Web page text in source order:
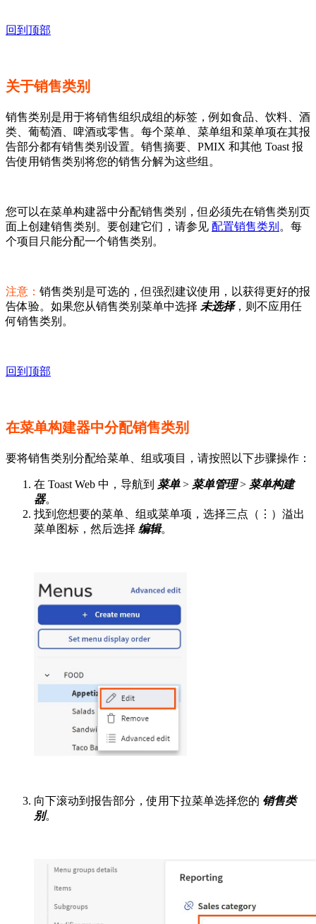
回到顶部
关于销售类别
销售类别是用于将销售组织成组的标签，例如食品、饮料、酒
类、葡萄酒、啤酒或零售。每个菜单、菜单组和菜单项在其报
告部分都有销售类别设置。销售摘要、PMIX 和其他 Toast 报
告使用销售类别将您的销售分解为这些组。
您可以在菜单构建器中分配销售类别，但必须先在销售类别页
面上创建销售类别。要创建它们，请参见 配置销售类别 。每
个项目只能分配一个销售类别。
注意： 销售类别是可选的，但强烈建议使用，以获得更好的报
告体验。如果您从销售类别菜单中选择 未选择，则不应用任
何销售类别。
回到顶部
在菜单构建器中分配销售类别
要将销售类别分配给菜单、组或项目，请按照以下步骤操作：
在 Toast Web 中，导航到 菜单> 菜单管理> 菜单构建
器。
找到您想要的菜单、组或菜单项，选择三点（⋮）溢出
菜单图标，然后选择 编辑。
向下滚动到报告部分，使用下拉菜单选择您的 销售类
别。